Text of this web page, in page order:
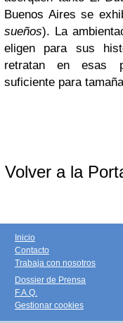
Buenos Aires se
sueños). La
eligen para sus
retratan en esas
suficiente para
Volver a la
Inicio
Contacto
Trabaja con nosotros
Dossier de Prensa
F.A.Q.
Gestionar cookies